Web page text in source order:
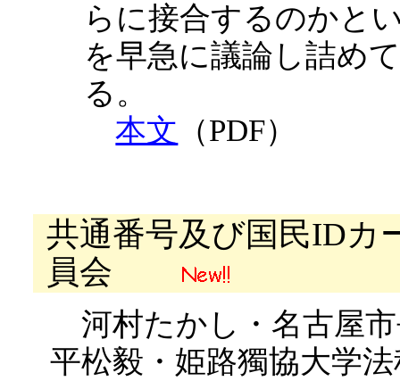
らに接合するのかと
を早急に議論し詰め
る。
本文 （PDF）
共通番号及び国民IDカ
員会
河村たかし・名古屋
平松毅・姫路獨協大学